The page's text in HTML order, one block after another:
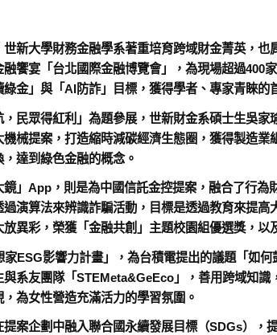
新大學財務金融學系著重培育跨域財金菁英，
饗宴「台北國際金融博覽會」，為現場超過
金」與「AI防詐」目標，獲得學者、專家青睞的
民眾得紅利」為題參展，世新財金系碩士生吳
械提案，打造縮時減碳經濟生態圈，獲得製造
達到綠色金融的概念。
」App，則是為中國信託金控提案，融合了行
演算法來辨識詐騙活動，目標是透過教育來提
異彩，榮獲「金融共創」主題校園組優選獎，以
ESG影響力計畫」，為台積電提出的議題「如
系友團隊「STEMeta&GeEco」，善用跨域知
為女性營造充滿活力的學習氛圍。
案企劃中融入聯合國永續發展目標（SDGs），